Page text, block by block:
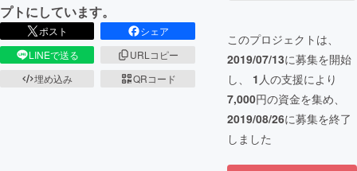
プトにしています。
ポスト
シェア
LINEで送る
URLコピー
埋め込み
QRコード
このプロジェクトは、
2019/07/13に募集を開始
し、 1 人の支援により
7,000円の資金を集め、
2019/08/26に募集を終了
しました